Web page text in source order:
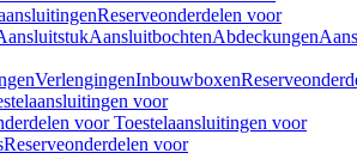
Reserveonderdelen voor
AansluitbochtenAbdeckungen
VerlengingenInbouwboxen
voor
voor Toestelaansluitingen voor
Reserveonderdelen voor